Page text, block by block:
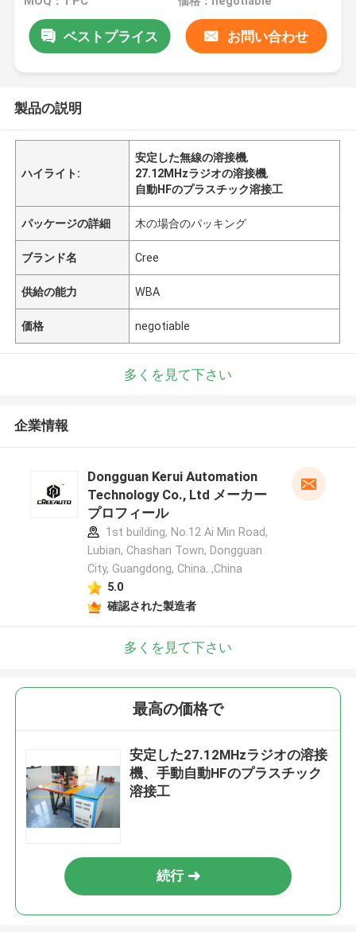
ベストプライス お問い合わせ
製品の説明
ハイライト:
安定した無線の溶接機,
27.12MHzラジオの溶接機,
自動HFのプラスチック溶接工
パッケージの詳細 木の場合のパッキング
ブランド名 Cree
供給の能力 WBA
価格 negotiable
多くを見て下さい
企業情報
Dongguan Kerui Automation
Technology Co., Ltd メーカー
プロフィール
1st building, No.12 Ai Min Road,
Lubian, Chashan Town, Dongguan
City, Guangdong, China. ,China
5.0
確認された製造者
多くを見て下さい
最高の価格で
安定した27.12MHzラジオの溶接
機、手動自動HFのプラスチック
溶接工
続行